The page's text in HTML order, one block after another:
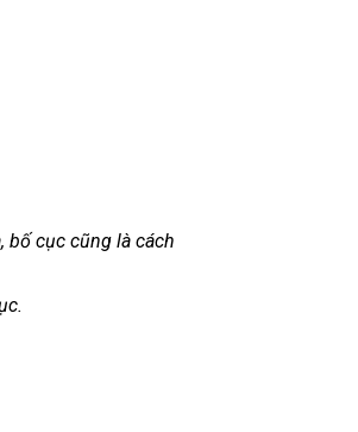
bố cục cũng là cách